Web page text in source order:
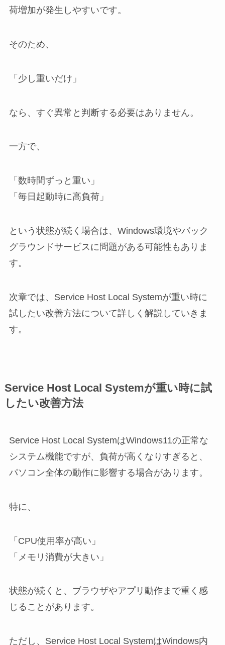
荷増加が発生しやすいです。
そのため、
「少し重いだけ」
なら、すぐ異常と判断する必要はありません。
一方で、
「数時間ずっと重い」
「毎日起動時に高負荷」
という状態が続く場合は、Windows環境やバック
グラウンドサービスに問題がある可能性もありま
す。
次章では、Service Host Local Systemが重い時に
試したい改善方法について詳しく解説していきま
す。
Service Host Local Systemが重い時に試
したい改善方法
Service Host Local SystemはWindows11の正常な
システム機能ですが、負荷が高くなりすぎると、
パソコン全体の動作に影響する場合があります。
特に、
「CPU使用率が高い」
「メモリ消費が大きい」
状態が続くと、ブラウザやアプリ動作まで重く感
じることがあります。
ただし、Service Host Local SystemはWindows内